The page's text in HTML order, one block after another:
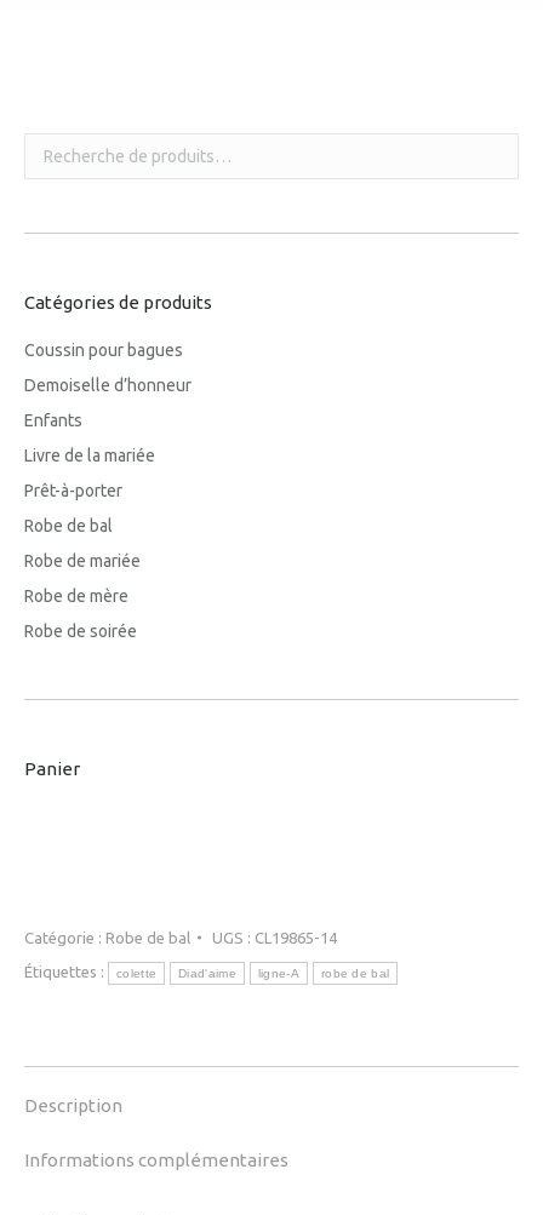
Catégorie : Robe de bal UGS : CL19865-14
Étiquettes :
colette Diad'aime ligne-A robe de bal
Description
Informations complémentaires
Catégories de produits
Coussin pour bagues
Demoiselle d’honneur
Enfants
Livre de la mariée
Prêt-à-porter
Robe de bal
Robe de mariée
Robe de mère
Robe de soirée
Panier